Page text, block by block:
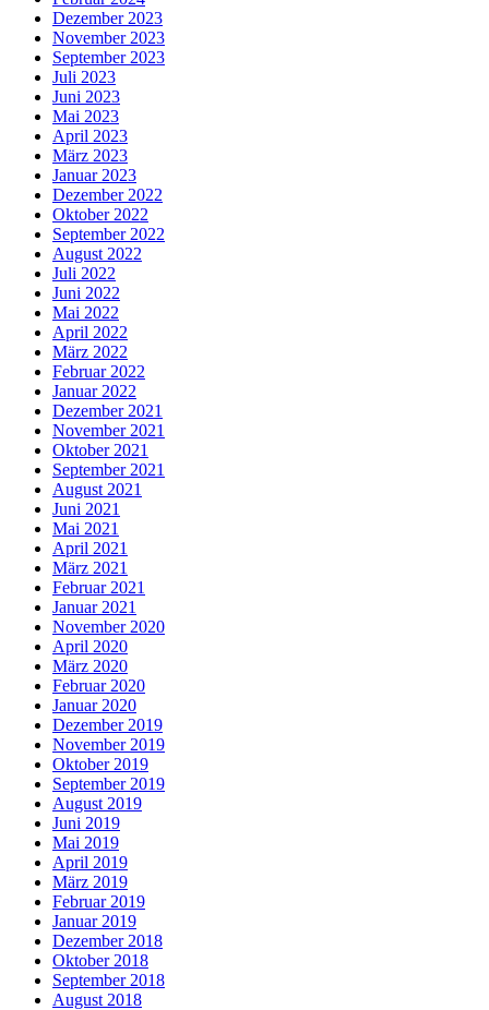
Dezember 2023
November 2023
September 2023
Juli 2023
Juni 2023
Mai 2023
April 2023
März 2023
Januar 2023
Dezember 2022
Oktober 2022
September 2022
August 2022
Juli 2022
Juni 2022
Mai 2022
April 2022
März 2022
Februar 2022
Januar 2022
Dezember 2021
November 2021
Oktober 2021
September 2021
August 2021
Juni 2021
Mai 2021
April 2021
März 2021
Februar 2021
Januar 2021
November 2020
April 2020
März 2020
Februar 2020
Januar 2020
Dezember 2019
November 2019
Oktober 2019
September 2019
August 2019
Juni 2019
Mai 2019
April 2019
März 2019
Februar 2019
Januar 2019
Dezember 2018
Oktober 2018
September 2018
August 2018